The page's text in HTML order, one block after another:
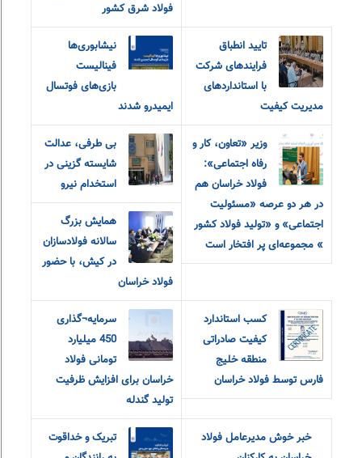
فولاد شرق کشور
تایید انطباق
فرایندهای شرکت
با استانداردهای
مدیریت کیفیت
نیشابوری‌ها
فینالیست
بازی‌های فوتسال
ایمیدرو شدند
وزیر «تعاون، کار و
رفاه اجتماعی»:
فولاد خراسان هم
در هر دو‌ عرصه «مسئولیت
اجتماعی» و «تولید فولاد کشور
» مجموعه‌ای پر افتخار است
بی طرفی، عدالت
شایسته گزینی در
استخدام نیرو
همایش بزرگ
سالانه فولادسازان
در کیش، با حضور
فولاد خراسان
کسب استاندارد
کیفیت صادراتی
منطقه خلیج
فارس توسط فولاد خراسان
سرمایه¬گذاری
450 میلیارد
تومانی فولاد
خراسان برای افزایش ظرفیت
تولید گندله
خبر خوش مدیرعامل فولاد
تبریک و خداقوت